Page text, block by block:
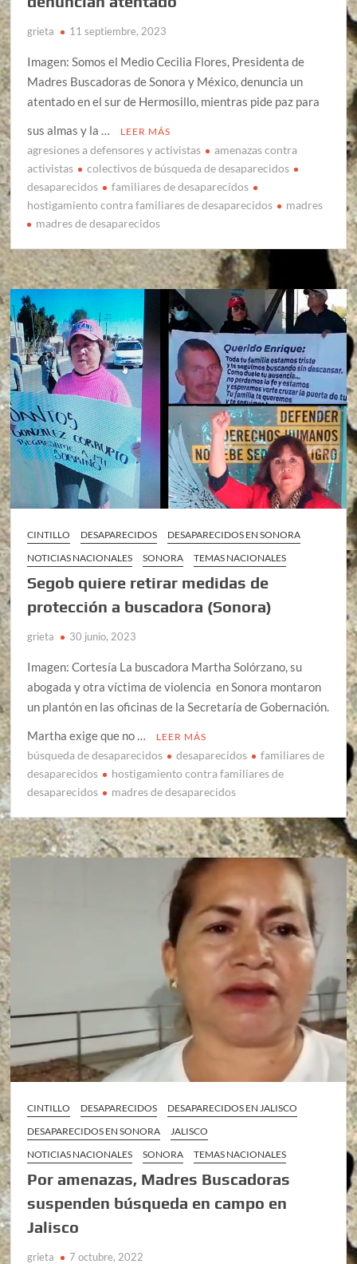
grieta 11 septiembre, 2023
Imagen: Somos el Medio Cecilia Flores, Presidenta de
Madres Buscadoras de Sonora y México, denuncia un
atentado en el sur de Hermosillo, mientras pide paz para
sus almas y la …
LEER MÁS
agresiones a defensores y activistas
amenazas contra
activistas
colectivos de búsqueda de desaparecidos
desaparecidos
familiares de desaparecidos
hostigamiento contra familiares de desaparecidos
madres
madres de desaparecidos
CINTILLO DESAPARECIDOS
DESAPARECIDOS EN SONORA
NOTICIAS NACIONALES
SONORA TEMAS NACIONALES
Segob quiere retirar medidas de
protección a buscadora (Sonora)
grieta 30 junio, 2023
Imagen: Cortesía La buscadora Martha Solórzano, su
abogada y otra víctima de violencia en Sonora montaron
un plantón en las oficinas de la Secretaría de Gobernación.
Martha exige que no …
LEER MÁS
búsqueda de desaparecidos desaparecidos
familiares de
desaparecidos
hostigamiento contra familiares de
desaparecidos
madres de desaparecidos
CINTILLO DESAPARECIDOS
DESAPARECIDOS EN JALISCO
DESAPARECIDOS EN SONORA
JALISCO
NOTICIAS NACIONALES
SONORA TEMAS NACIONALES
Por amenazas, Madres Buscadoras
suspenden búsqueda en campo en
Jalisco
grieta 7 octubre, 2022